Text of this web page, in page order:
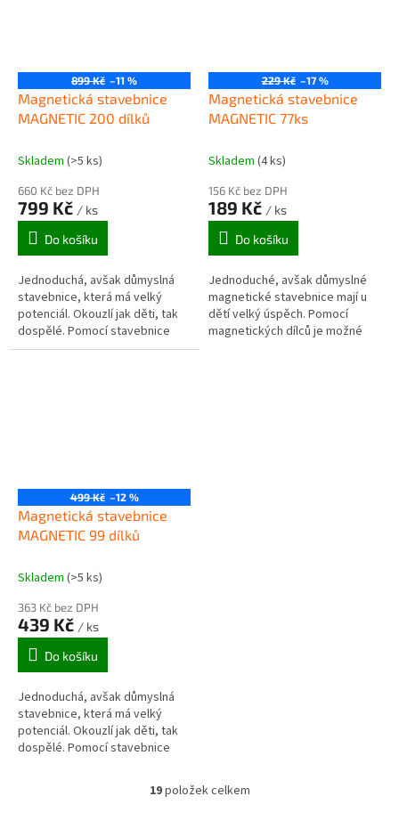
899 Kč –11 %
Magnetická stavebnice
MAGNETIC 200 dílků
Skladem (>5 ks)
660 Kč bez DPH
799 Kč / ks
Do košíku
Jednoduchá, avšak důmyslná
stavebnice, která má velký
potenciál. Okouzlí jak děti, tak
dospělé. Pomocí stavebnice
rozvíjíte kreativitu, fantazii a
229 Kč –17 %
Magnetická stavebnice
MAGNETIC 77ks
Skladem (4 ks)
156 Kč bez DPH
189 Kč / ks
Do košíku
Jednoduché, avšak důmyslné
magnetické stavebnice mají u
dětí velký úspěch. Pomocí
magnetických dílců je možné
499 Kč –12 %
Magnetická stavebnice
MAGNETIC 99 dílků
Skladem (>5 ks)
363 Kč bez DPH
439 Kč / ks
Do košíku
Jednoduchá, avšak důmyslná
stavebnice, která má velký
potenciál. Okouzlí jak děti, tak
dospělé. Pomocí stavebnice
jemnou motoriku. Stavebnice...
O
19položek celkem